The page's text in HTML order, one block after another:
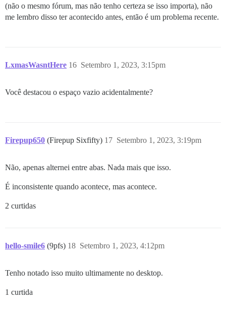
(não o mesmo fórum, mas não tenho certeza se isso importa), não
me lembro disso ter acontecido antes, então é um problema recente.
LxmasWasntHere Setembro 1, 2023, 3:15pm
16
Você destacou o espaço vazio acidentalmente?
Firepup650 (Firepup Sixfifty) Setembro 1, 2023, 3:19pm
17
Não, apenas alternei entre abas. Nada mais que isso.
É inconsistente quando acontece, mas acontece.
2 curtidas
hello-smile6 (9pfs) Setembro 1, 2023, 4:12pm
18
Tenho notado isso muito ultimamente no desktop.
1 curtida